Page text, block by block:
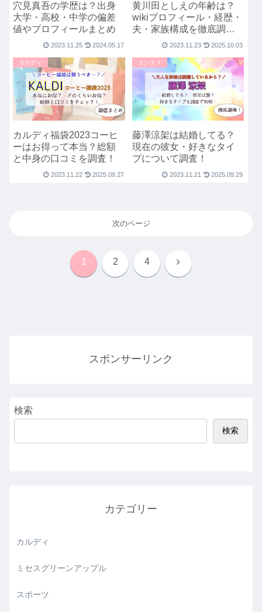
穴見真吾の学歴は？出身
大学・高校・中学の偏差
値やプロフィールまとめ
2023.11.25 2024.05.17
黄川田としえの年齢は？
wikiプロフィール・経歴・
夫・家族構成を徹底調
2023.11.23 2025.10.03
カルディ
カルディ福袋2023コーヒ
ーはお得って本当？総額
と中身の口コミを調査！
2023.11.22 2025.09.27
エンタメ
藤澤涼架は結婚してる？
現在の彼女・好きなタイ
プについて調査！
2023.11.21 2025.09.29
次のページ
1 2 4 次
スポンサーリンク
検索
検索
カテゴリー
カルディ
ミセスグリーンアップル
スポーツ